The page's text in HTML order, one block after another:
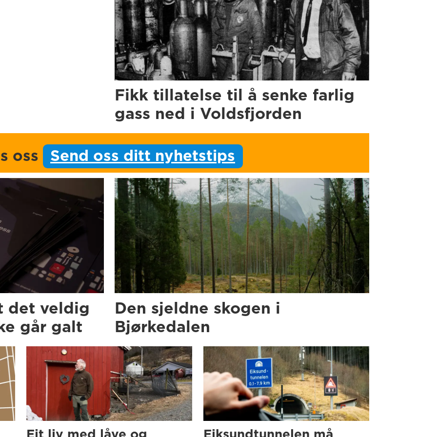
Fikk tillatelse til å senke farlig
gass ned i Voldsfjorden
oss Send oss ditt nyhetstips
det veldig
går galt
Den sjeldne skogen i
Bjørkedalen
Eit liv med låve og Eiksundtunnelen må